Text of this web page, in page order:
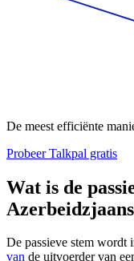
De meest efficiënte
Probeer Talkpal gratis
Wat is de
De passieve stem wordt
van de uitvoerder van